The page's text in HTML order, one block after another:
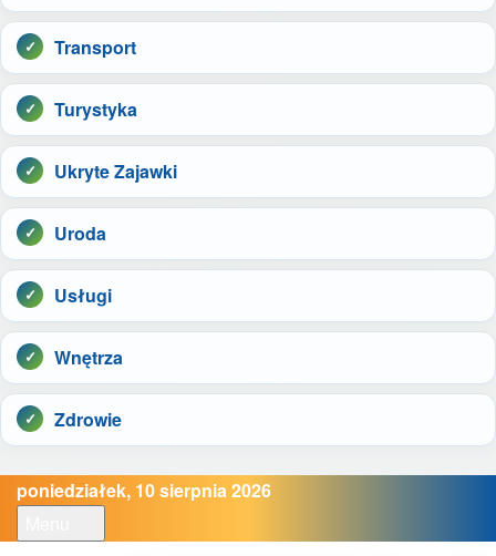
Transport
Turystyka
Ukryte Zajawki
Uroda
Usługi
Wnętrza
Zdrowie
poniedziałek, 10 sierpnia 2026